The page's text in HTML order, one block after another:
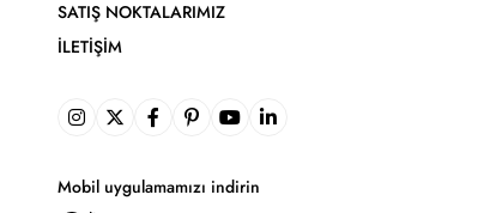
SATIŞ NOKTALARIMIZ
İLETIŞIM
Mobil uygulamamızı indirin